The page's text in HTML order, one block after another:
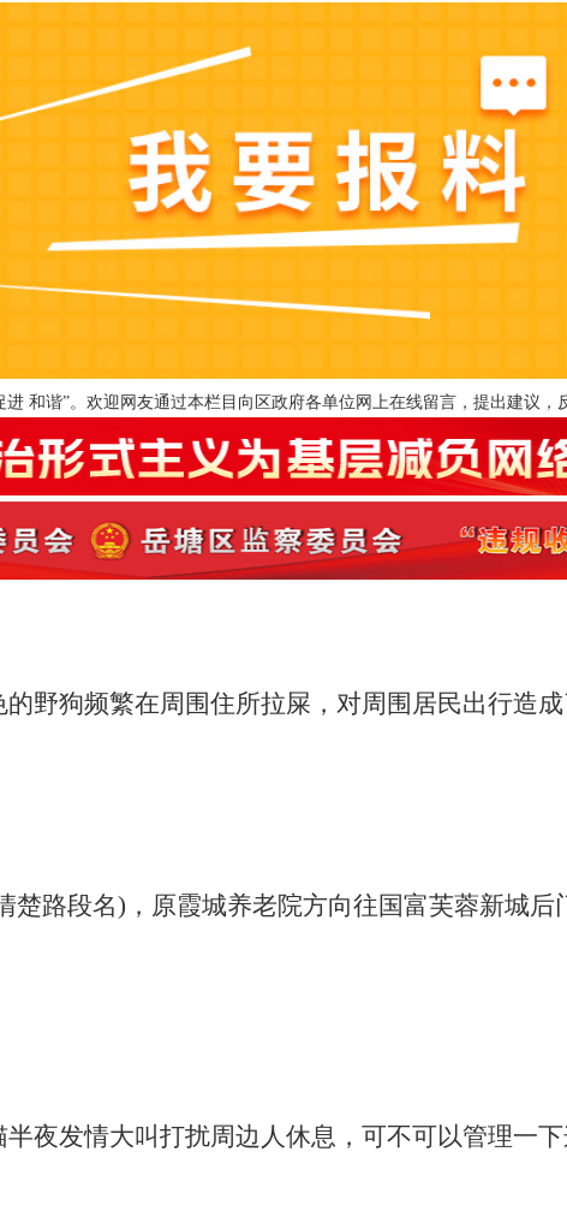
和谐”。欢迎网友通过本栏目向区政府各单位网上在线留言，提出建议
野狗频繁在周围住所拉屎，对周围居民出行造
楚路段名)，原霞城养老院方向往国富芙蓉新城
夜发情大叫打扰周边人休息，可不可以管理一